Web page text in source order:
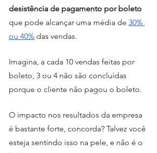
desistência de pagamento por boleto
que pode alcançar uma média de 30%
ou 40% das vendas.
Imagina, a cada 10 vendas feitas por
boleto, 3 ou 4 não são concluídas
porque o cliente não pagou o boleto.
O impacto nos resultados da empresa
é bastante forte, concorda? Talvez você
esteja sentindo isso na pele, e não é o